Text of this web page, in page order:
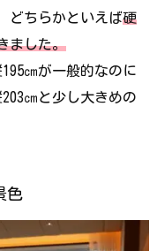
どちらかといえば硬
ました。
㎝が一般的なのに
㎝と少し大きめの
色